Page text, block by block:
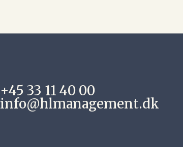
+45 33 11 40 00
info@hlmanagement.dk